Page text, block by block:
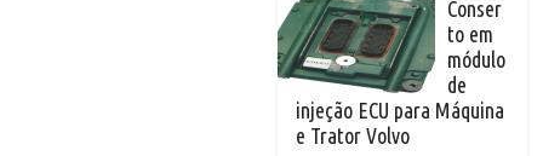
Conser
to em
módulo
de
injeção ECU para Máquina
e Trator Volvo